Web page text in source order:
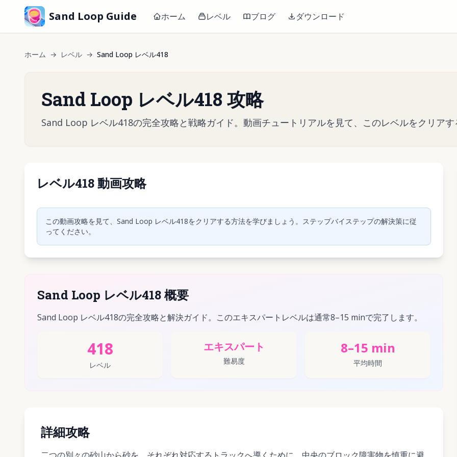
Sand Loop Guide ホーム レベル ブログ ダウンロード
ホーム → レベル → Sand Loop レベル418
Sand Loop レベル418 攻略
Sand Loop レベル418の完全攻略と戦略ガイド。動画チュートリアルを見て、このレベルをクリア
レベル418 動画攻略
この動画攻略を見て、Sand Loop レベル418をクリアする方法を学びましょう。ステップバイステップの解決策に従
ってください。
Sand Loop レベル418 概要
Sand Loop レベル418の完全攻略と解決ガイド。このエキスパートレベルは通常8–15 minで完了します。
418
レベル
エキスパート
難易度
8–15 min
平均時間
詳細攻略